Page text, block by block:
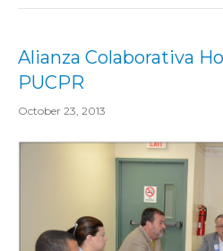
Alianza Colaborativa
PUCPR
October 23, 2013